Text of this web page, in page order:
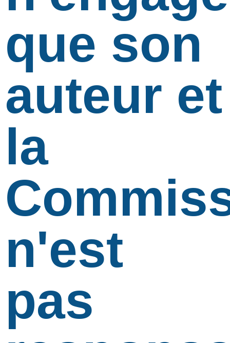
que son
auteur et
la
n'est
pas